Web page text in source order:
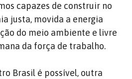
capazes de construir no
justa, movida a energia
do meio ambiente e livre
da força de trabalho.
Brasil é possível, outra